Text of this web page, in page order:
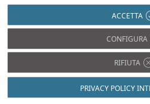
Premio Architettura
2026: pubblicato il
edizione
ACCETTA
CONFIGURA
RIFIUTA
PRIVACY POLICY